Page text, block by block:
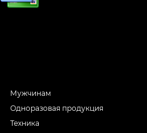
Мужчинам
Одноразовая продукция
Техника